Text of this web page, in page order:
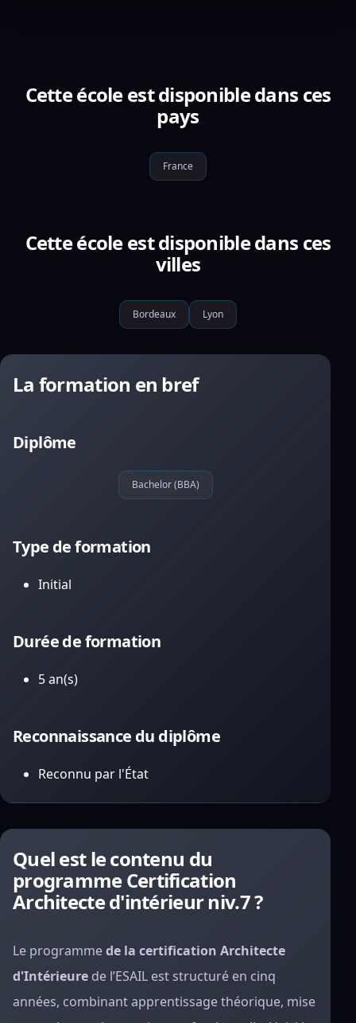
Cette école est disponible dans ces
pays
France
Cette école est disponible dans ces
villes
Bordeaux Lyon
La formation en bref
Diplôme
Bachelor (BBA)
Type de formation
Initial
Durée de formation
5 an(s)
Reconnaissance du diplôme
Reconnu par l'État
Quel est le contenu du
programme Certification
Architecte d'intérieur niv.7 ?
Le programmede la certification Architecte
d'Intérieure de l’ESAIL est structuré en cinq
années, combinant apprentissage théorique, mise